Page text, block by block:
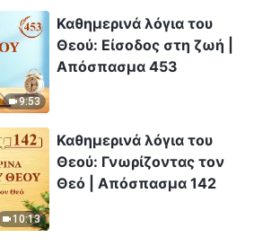
9:53
Καθημερινά λόγια του
Θεού: Είσοδος στη ζωή |
Απόσπασμα 453
10:13
Καθημερινά λόγια του
Θεού: Γνωρίζοντας τον
Θεό | Απόσπασμα 142